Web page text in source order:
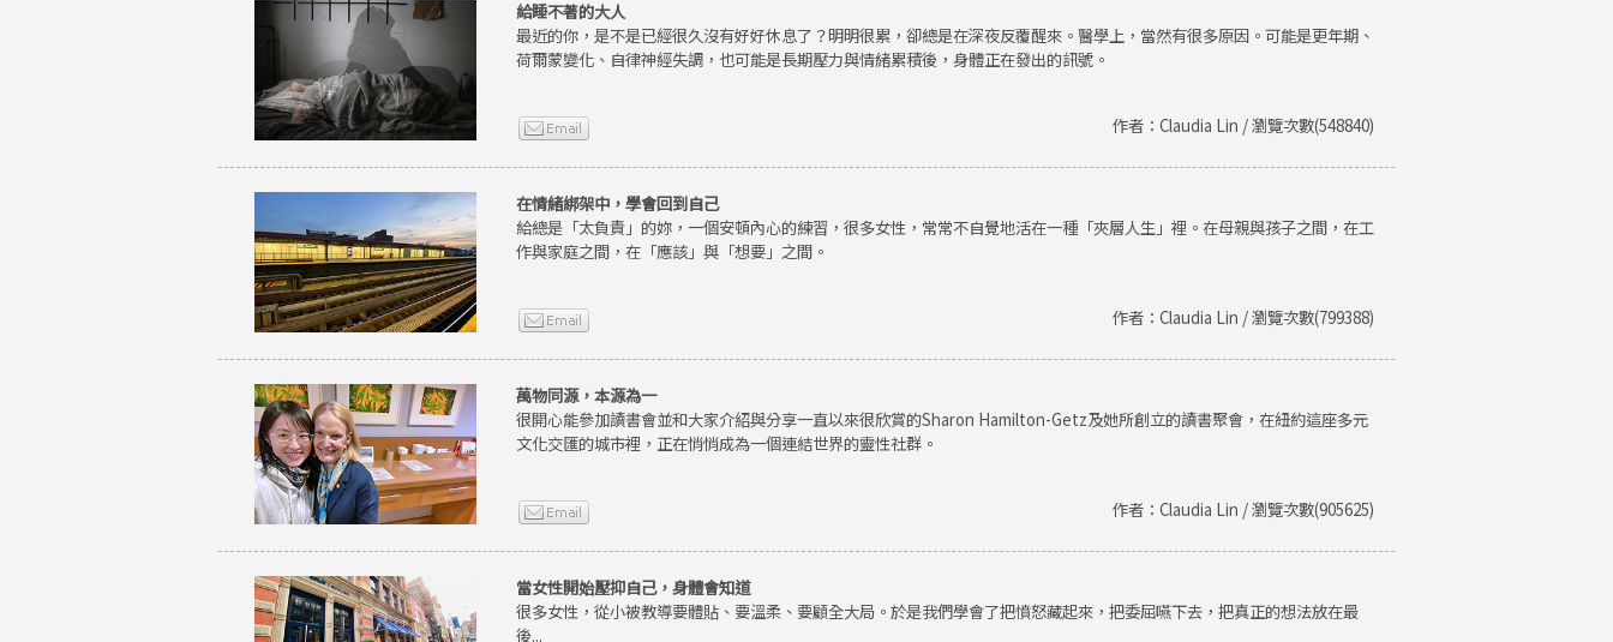
給睡不著的大人
最近的你，是不是已經很久沒有好好休息了？明明很累，卻總是在深夜反覆醒來。醫學上，當然有很多原因。可能是更年期、
荷爾蒙變化、自律神經失調，也可能是長期壓力與情緒累積後，身體正在發出的訊號。
作者：Claudia Lin / 瀏覽次數(548840)
在情緒綁架中，學會回到自己
給總是「太負責」的妳，一個安頓內心的練習，很多女性，常常不自覺地活在一種「夾層人生」裡。在母親與孩子之間，在工
作與家庭之間，在「應該」與「想要」之間。
作者：Claudia Lin / 瀏覽次數(799388)
萬物同源，本源為一
很開心能參加讀書會並和大家介紹與分享一直以來很欣賞的Sharon Hamilton-Getz及她所創立的讀書聚會，在紐約這座多元
文化交匯的城市裡，正在悄悄成為一個連結世界的靈性社群。
作者：Claudia Lin / 瀏覽次數(905625)
當女性開始壓抑自己，身體會知道
很多女性，從小被教導要體貼、要溫柔、要顧全大局。於是我們學會了把憤怒藏起來，把委屈嚥下去，把真正的想法放在最
後...